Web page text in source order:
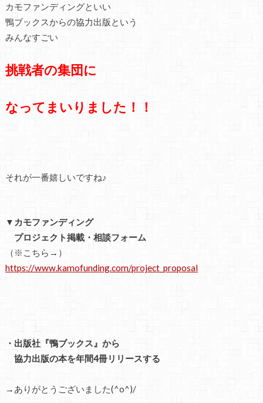
カモファンディングといい
鴨ブックスからの協力出版という
みんなすごい
挑戦者の集団に
なってまいりました！！
それが一番嬉しいですね♪
▼カモファンディング
プロジェクト掲載・相談フォーム
（※こちら→）
https://www.kamofunding.com/project_proposal
・出版社『鴨ブックス』から
協力出版の本を年間4冊リリースする
→ありがとうございました(^o^)/